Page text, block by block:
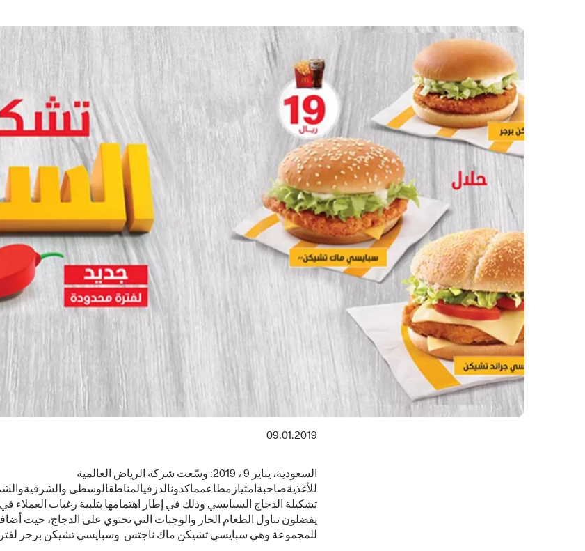
09.01.2019
السعودية، يناير 9 ، 2019: وسّعت شركة الرياض العالمية
للأغذيةصاحبةامتيازمطاعمماكدونالدزفيالمناطقالوسطى
تشكيلة الدجاج السبايسي وذلك في إطار اهتمامها بتلبية رغبات العملاء
يفضلون تناول الطعام الحار والوجبات التي تحتوي على الدجاج، حيث
للمجموعة وهي سبايسي تشيكن ماك ناجتس وسبايسي تشيكن برجر